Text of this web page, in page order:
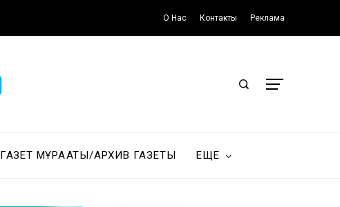
О Нас Контакты Реклама
ГАЗЕТ МҰРАҒАТЫ/АРХИВ ГАЗЕТЫ ЕЩЕ